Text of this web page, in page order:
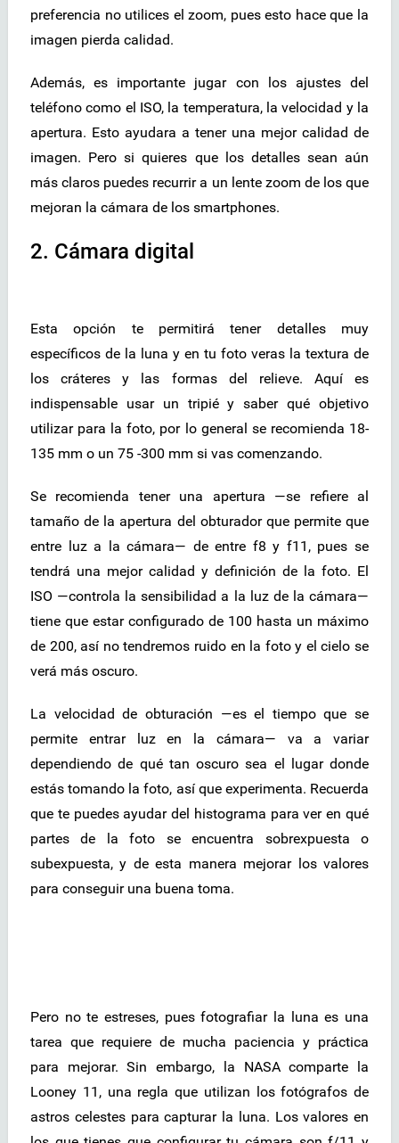
preferencia no utilices el zoom, pues esto hace que la
imagen pierda calidad.
Además, es importante jugar con los ajustes del
teléfono como el ISO, la temperatura, la velocidad y la
apertura. Esto ayudara a tener una mejor calidad de
imagen. Pero si quieres que los detalles sean aún
más claros puedes recurrir a un lente zoom de los que
mejoran la cámara de los smartphones.
2. Cámara digital
Esta opción te permitirá tener detalles muy
específicos de la luna y en tu foto veras la textura de
los cráteres y las formas del relieve. Aquí es
indispensable usar un tripié y saber qué objetivo
utilizar para la foto, por lo general se recomienda 18-
135 mm o un 75 -300 mm si vas comenzando.
Se recomienda tener una apertura —se refiere al
tamaño de la apertura del obturador que permite que
entre luz a la cámara— de entre f8 y f11, pues se
tendrá una mejor calidad y definición de la foto. El
ISO —controla la sensibilidad a la luz de la cámara—
tiene que estar configurado de 100 hasta un máximo
de 200, así no tendremos ruido en la foto y el cielo se
verá más oscuro.
La velocidad de obturación —es el tiempo que se
permite entrar luz en la cámara— va a variar
dependiendo de qué tan oscuro sea el lugar donde
estás tomando la foto, así que experimenta. Recuerda
que te puedes ayudar del histograma para ver en qué
partes de la foto se encuentra sobrexpuesta o
subexpuesta, y de esta manera mejorar los valores
para conseguir una buena toma.
Pero no te estreses, pues fotografiar la luna es una
tarea que requiere de mucha paciencia y práctica
para mejorar. Sin embargo, la NASA comparte la
Looney 11, una regla que utilizan los fotógrafos de
astros celestes para capturar la luna. Los valores en